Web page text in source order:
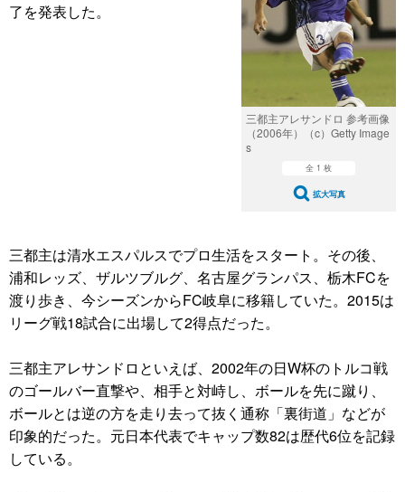
動画
ツアー
文化
芸能
出版／映画
ファッション
ライフ
政治
三都主アレサンドロ 参考画像
（2006年）（c）Getty Image
s
全 1 枚
拡大写真
了を発表した。
三都主は清水エスパルスでプロ生活をスタート。その後、
浦和レッズ、ザルツブルグ、名古屋グランパス、栃木FCを
渡り歩き、今シーズンからFC岐阜に移籍していた。2015は
リーグ戦18試合に出場して2得点だった。
三都主アレサンドロといえば、2002年の日W杯のトルコ戦
のゴールバー直撃や、相手と対峙し、ボールを先に蹴り、
ボールとは逆の方を走り去って抜く通称「裏街道」などが
印象的だった。元日本代表でキャップ数82は歴代6位を記録
している。